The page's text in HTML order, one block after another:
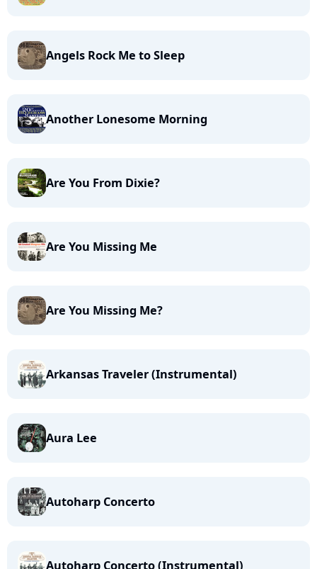
Angels Rock Me to Sleep
Another Lonesome Morning
Are You From Dixie?
Are You Missing Me
Are You Missing Me?
Arkansas Traveler (Instrumental)
Aura Lee
Autoharp Concerto
Autoharp Concerto (Instrumental)